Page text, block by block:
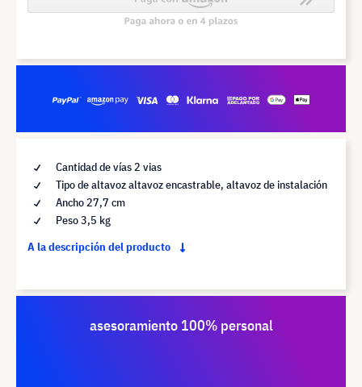
Cantidad de vías 2 vias
Tipo de altavoz altavoz encastrable, altavoz de instalación
Ancho 27,7 cm
Peso 3,5 kg
A la descripción del producto
asesoramiento 100% personal